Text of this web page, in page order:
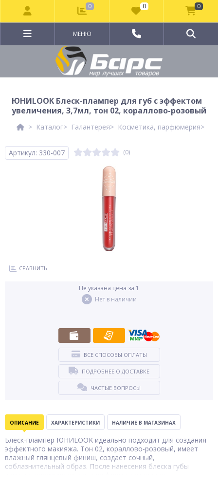
МЕНЮ
ЮНИLOOK Блеск-плампер для губ с эффектом
увеличения, 3,7мл, тон 02, кораллово-розовый
Каталог Галантерея Косметика, парфюмерия
Артикул: 330-007 (0)
СРАВНИТЬ
Не указана цена за 1
Нет в наличии
ВСЕ СПОСОБЫ ОПЛАТЫ
ПОДРОБНЕЕ О ДОСТАВКЕ
ЧАСТЫЕ ВОПРОСЫ
ОПИСАНИЕ ХАРАКТЕРИСТИКИ НАЛИЧИЕ В МАГАЗИНАХ
Блеск-плампер ЮНИLOOK идеально подходит для создания
эффектного макияжа. Тон 02, кораллово-розовый, имеет
влажный глянцевый финиш, создает сочный,
соблазнительный образ. После нанесения блеска губы
0 0 0